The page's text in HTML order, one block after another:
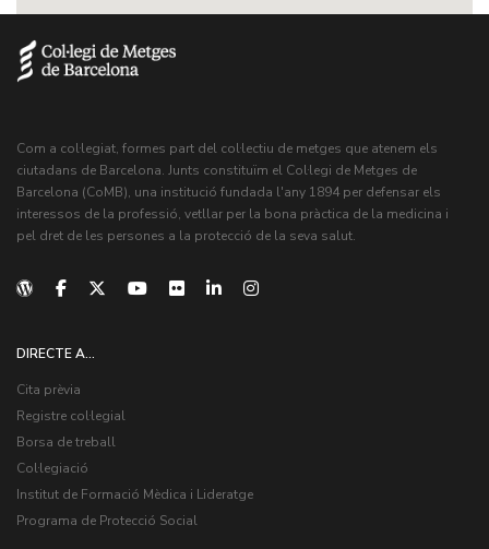
Com a col·legiat, formes part del col·lectiu de metges que atenem els
ciutadans de Barcelona. Junts constituïm el Col·legi de Metges de
Barcelona (CoMB), una institució fundada l'any 1894 per defensar els
interessos de la professió, vetllar per la bona pràctica de la medicina i
pel dret de les persones a la protecció de la seva salut.
DIRECTE A...
Cita prèvia
Registre col·legial
Borsa de treball
Col·legiació
Institut de Formació Mèdica i Lideratge
Programa de Protecció Social